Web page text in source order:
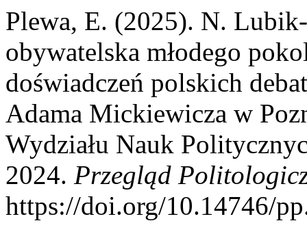
Plewa, E. (2025). N.
obywatelska młodego
doświadczeń polskich
Adama Mickiewicza w
Wydziału Nauk
2024. Przegląd
https://doi.org/10.14746/